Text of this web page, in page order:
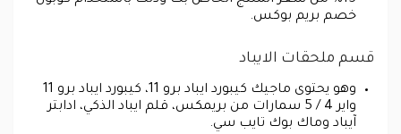
خصم بريم بوكس.
قسم ملحقات الايباد
وهو يحتوى ماجيك كيبورد ايباد برو 11، كيبورد ايباد برو 11
واير 4 / 5 سمارات من بريمكس، قلم ايباد الذكي، ادابتر
آيباد وماك بوك تايب سي.